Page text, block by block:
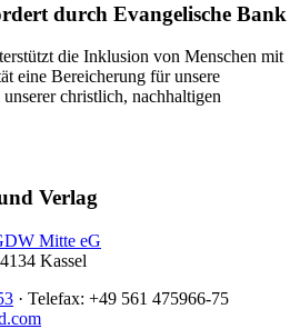
durch Evangelische Bank
die Inklusion von Menschen mit
eine Bereicherung für unsere
christlich, nachhaltigen
Verlag
Mitte eG
Kassel
· Telefax: +49 561 475966-75